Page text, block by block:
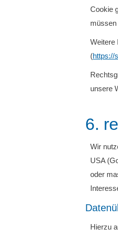
Cookie
müssen
Weitere
(https://
unsere
6.
Wir
USA
oder
Hierzu